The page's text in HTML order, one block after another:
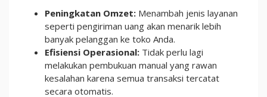
Peningkatan Omzet: Menambah jenis layanan
seperti pengiriman uang akan menarik lebih
banyak pelanggan ke toko Anda.
Efisiensi Operasional: Tidak perlu lagi
melakukan pembukuan manual yang rawan
kesalahan karena semua transaksi tercatat
secara otomatis.